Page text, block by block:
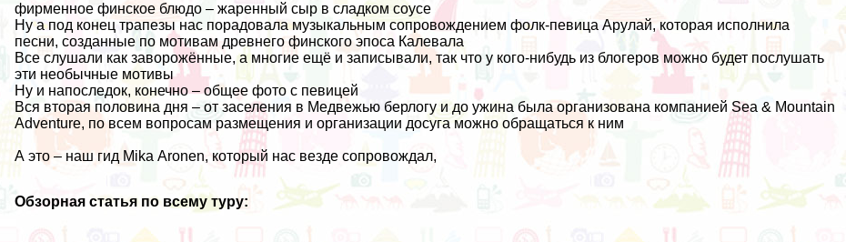
фирменное финское блюдо – жаренный сыр в сладком соусе
Ну а под конец трапезы нас порадовала музыкальным сопровождением фолк-певица Арулай, которая исполнила
песни, созданные по мотивам древнего финского эпоса Калевала
Все слушали как заворожённые, а многие ещё и записывали, так что у кого-нибудь из блогеров можно будет послушать
эти необычные мотивы
Ну и напоследок, конечно – общее фото с певицей
Вся вторая половина дня – от заселения в Медвежью берлогу и до ужина была организована компаниейSea & Mountain
Adventure, по всем вопросам размещения и организации досуга можно обращаться к ним
А это – наш гид Mika Aronen, который нас везде сопровождал,
Обзорная статья по всему туру: